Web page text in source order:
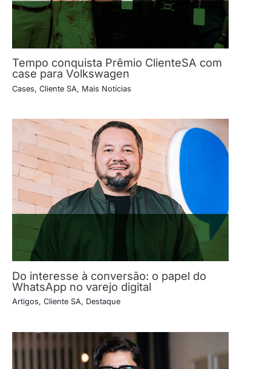
Tempo conquista Prêmio ClienteSA com
case para Volkswagen
Cases, Cliente SA, Mais Notícias
Do interesse à conversão: o papel do
WhatsApp no varejo digital
Artigos, Cliente SA, Destaque